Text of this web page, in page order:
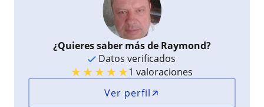
¿Quieres saber más de Raymond?
Datos verificados
★★★★★1 valoraciones
Ver perfil